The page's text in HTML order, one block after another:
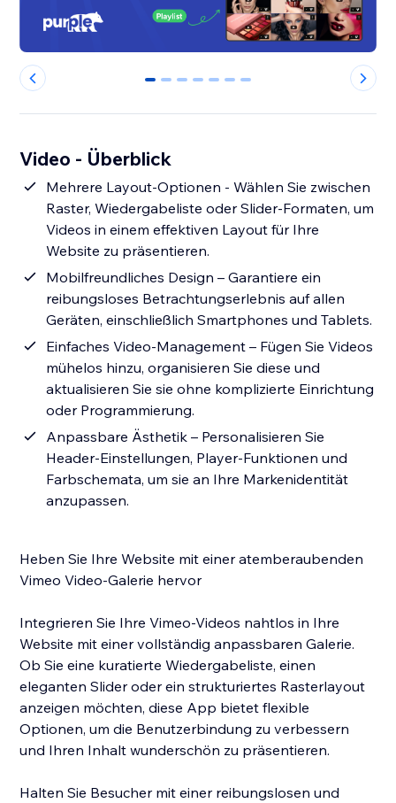
0 1 2 3 4 5 6
Video - Überblick
Mehrere Layout-Optionen - Wählen Sie zwischen
Raster, Wiedergabeliste oder Slider-Formaten, um
Videos in einem effektiven Layout für Ihre
Website zu präsentieren.
Mobilfreundliches Design – Garantiere ein
reibungsloses Betrachtungserlebnis auf allen
Geräten, einschließlich Smartphones und Tablets.
Einfaches Video-Management – Fügen Sie Videos
mühelos hinzu, organisieren Sie diese und
aktualisieren Sie sie ohne komplizierte Einrichtung
oder Programmierung.
Anpassbare Ästhetik – Personalisieren Sie
Header-Einstellungen, Player-Funktionen und
Farbschemata, um sie an Ihre Markenidentität
anzupassen.
Heben Sie Ihre Website mit einer atemberaubenden
Vimeo Video-Galerie hervor
Integrieren Sie Ihre Vimeo-Videos nahtlos in Ihre
Website mit einer vollständig anpassbaren Galerie.
Ob Sie eine kuratierte Wiedergabeliste, einen
eleganten Slider oder ein strukturiertes Rasterlayout
anzeigen möchten, diese App bietet flexible
Optionen, um die Benutzerbindung zu verbessern
und Ihren Inhalt wunderschön zu präsentieren.
Halten Sie Besucher mit einer reibungslosen und